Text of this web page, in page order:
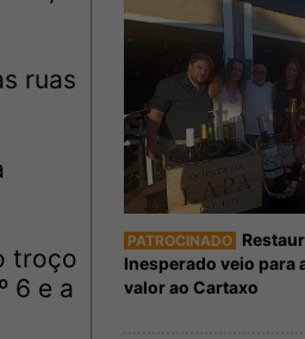
ruas
troço
6 e a
PATROCINADO
Inesperado veio para
valor ao Cartaxo